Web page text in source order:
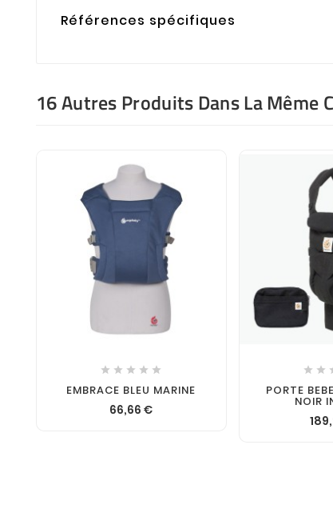
Références spécifiques
16 Autres Produits Dans La Même

    
EMBRACE BLEU MARINE
66,66 €
 
PORTE
NOIR